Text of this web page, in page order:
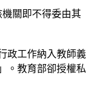
關即不得委由其
政工作納入教師義
。教育部卻授權私